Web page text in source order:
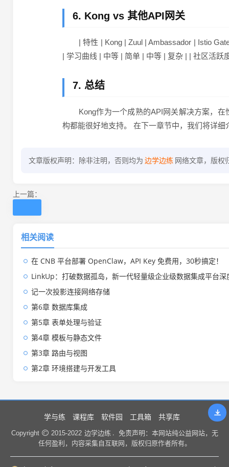
6. Kong vs 其他API网关
| 特性 | Kong | Zuul | Ambassador |
| 学习曲线 | 中等 | 简单 | 中等 | 复杂 | | 社区活跃
7. 总结
Kong作为一个成熟的API网关解决方案，
构都能很好地支持。 在下一章节中，我们将详
文章版权声明：除非注明，否则均为 边学边练 网络文章，版权
上一篇：
相关阅读
在 CNB 平台部署 OpenClaw，API Key 免费用，30秒搞定！
LinkUp：打破数据孤岛，新一代轻量级企业级数据集成平台深
记一次投影连接网络存储
第6章 数据库集成
第5章 表单处理与验证
第4章 模板与静态文件
第3章 路由与视图
第2章 环境搭建与开发工具
学与练 课程库 软件园 工具箱 共享库
Copyright 2015-2022 边学边练 .
免责声明：本网站纯公益网站，无
任何盈利，内容采集自互联网，版权归原作者所有。